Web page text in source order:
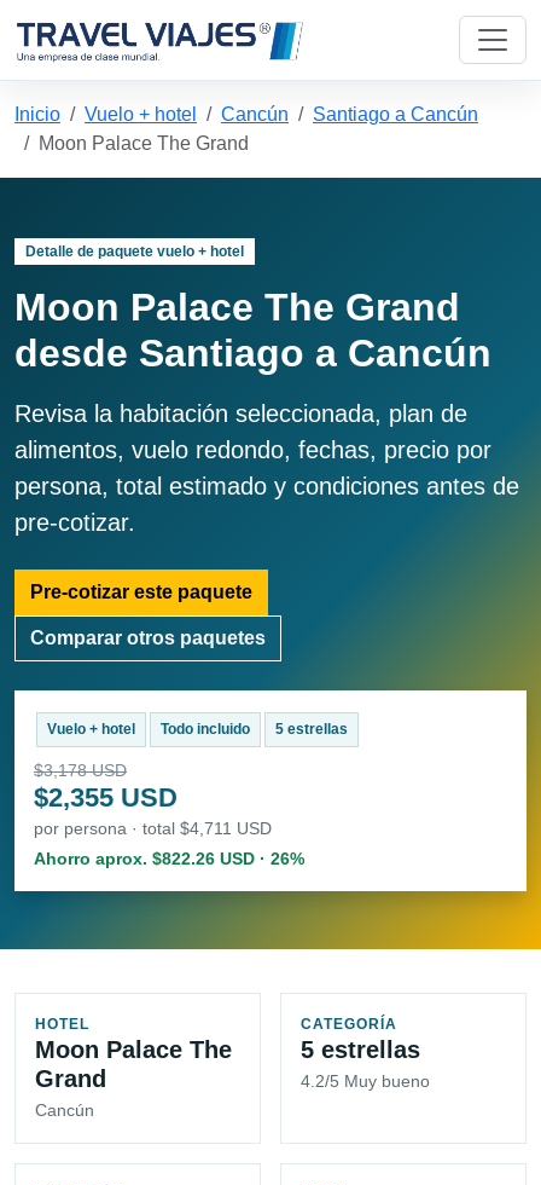
Inicio Vuelo + hotel Cancún
Santiago a Cancún
Moon Palace The Grand
Detalle de paquete vuelo + hotel
Moon Palace The Grand
desde Santiago a Cancún
Revisa la habitación seleccionada, plan de
alimentos, vuelo redondo, fechas, precio por
persona, total estimado y condiciones antes de
pre-cotizar.
Pre-cotizar este paquete
Comparar otros paquetes
Vuelo + hotel Todo incluido 5 estrellas
$3,178 USD
$2,355 USD
por persona · total $4,711 USD
Ahorro aprox. $822.26 USD · 26%
HOTEL
Moon Palace The
Grand
Cancún
CATEGORÍA
5 estrellas
4.2/5 Muy bueno